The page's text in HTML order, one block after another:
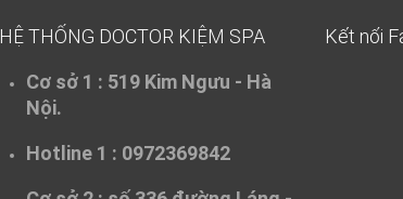
HỆ THỐNG DOCTOR KIỆM SPA
Cơ sở 1 : 519 Kim Ngưu - Hà
Nội.
Hotline 1 : 0972369842
Kết nối